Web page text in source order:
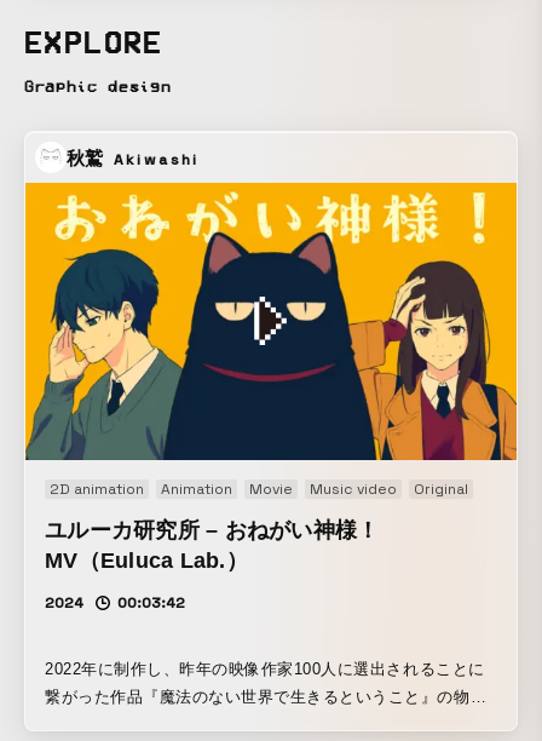
EXPLORE
Graphic design
秋鷲 Akiwashi
2D animation Animation Movie Music video Original
ユルーカ研究所 – おねがい神様！
MV（Euluca Lab.）
2024 00:03:42
2022年に制作し、昨年の映像作家100人に選出されることに
繋がった作品『魔法のない世界で生きるということ』の物語